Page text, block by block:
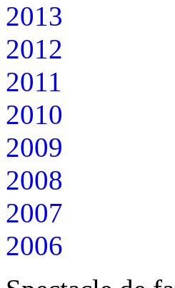
2013
2012
2011
2010
2009
2008
2007
2006